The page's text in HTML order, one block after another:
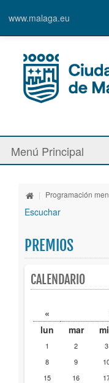
www.malaga.eu
Menú Principal
Espacios culturales
Actividades
Publicaciones
Trámites
Newsletter
| Programación
Escuchar
PREMIOS
CALENDARIO
«
lun
mar
1 2 3
8
9
15
16